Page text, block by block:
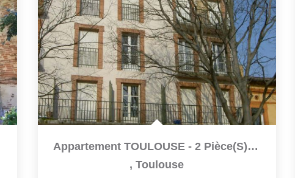
Appartement TOULOUSE - 2 Pièce(s) - 42 M2
,Toulouse